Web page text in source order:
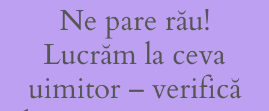
Ne pare rău!
Lucrăm la ceva
uimitor – verifică